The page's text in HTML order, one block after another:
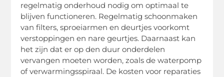
regelmatig onderhoud nodig om optimaal te
blijven functioneren. Regelmatig schoonmaken
van filters, sproeiarmen en deurtjes voorkomt
verstoppingen en nare geurtjes. Daarnaast kan
het zijn dat er op den duur onderdelen
vervangen moeten worden, zoals de waterpomp
of verwarmingsspiraal. De kosten voor reparaties